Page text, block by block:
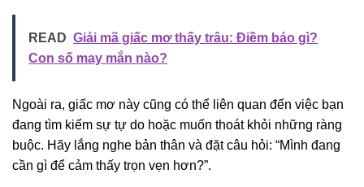
READ Giải mã giấc mơ thấy trâu: Điềm báo gì?
Con số may mắn nào?
Ngoài ra, giấc mơ này cũng có thể liên quan đến việc bạn
đang tìm kiếm sự tự do hoặc muốn thoát khỏi những ràng
buộc. Hãy lắng nghe bản thân và đặt câu hỏi: “Mình đang
cần gì để cảm thấy trọn vẹn hơn?”.